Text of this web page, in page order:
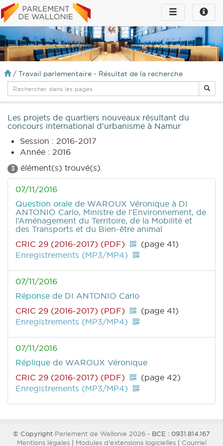
Toggle
infos
Toggle
navigation
/ Travail parlementaire - Résultat de la recherche
Les projets de quartiers nouveaux résultant du
concours international d’urbanisme à Namur
Session : 2016-2017
Année : 2016
3 élément(s) trouvé(s).
07/11/2016
Question orale de WAROUX Véronique à DI
ANTONIO Carlo, Ministre de l’Environnement, de
l’Aménagement du Territoire, de la Mobilité et
des Transports et du Bien-être animal
CRIC 29 (2016-2017) (PDF)
(page 41)
Enregistrements (MP3/MP4)
07/11/2016
Réponse de DI ANTONIO Carlo
CRIC 29 (2016-2017) (PDF)
(page 41)
Enregistrements (MP3/MP4)
07/11/2016
Réplique de WAROUX Véronique
CRIC 29 (2016-2017) (PDF)
(page 42)
Enregistrements (MP3/MP4)
© Copyright Parlement de Wallonie 2026 - BCE : 0931.814.167
Mentions légales| Modules d'extensions logicielles| Courriel